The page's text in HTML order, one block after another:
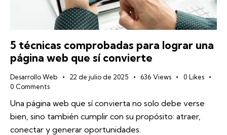
5 técnicas comprobadas para lograr una
página web que sí convierte
Desarrollo Web 22 de julio de 2025 636 Views 0 Likes
0 Comments
Una página web que sí convierta no solo debe verse
bien, sino también cumplir con su propósito: atraer,
conectar y generar oportunidades.